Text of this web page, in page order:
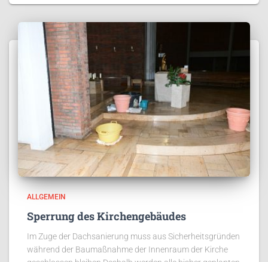
ALLGEMEIN
Sperrung des Kirchengebäudes
Im Zuge der Dachsanierung muss aus Sicherheitsgründen
während der Baumaßnahme der Innenraum der Kirche